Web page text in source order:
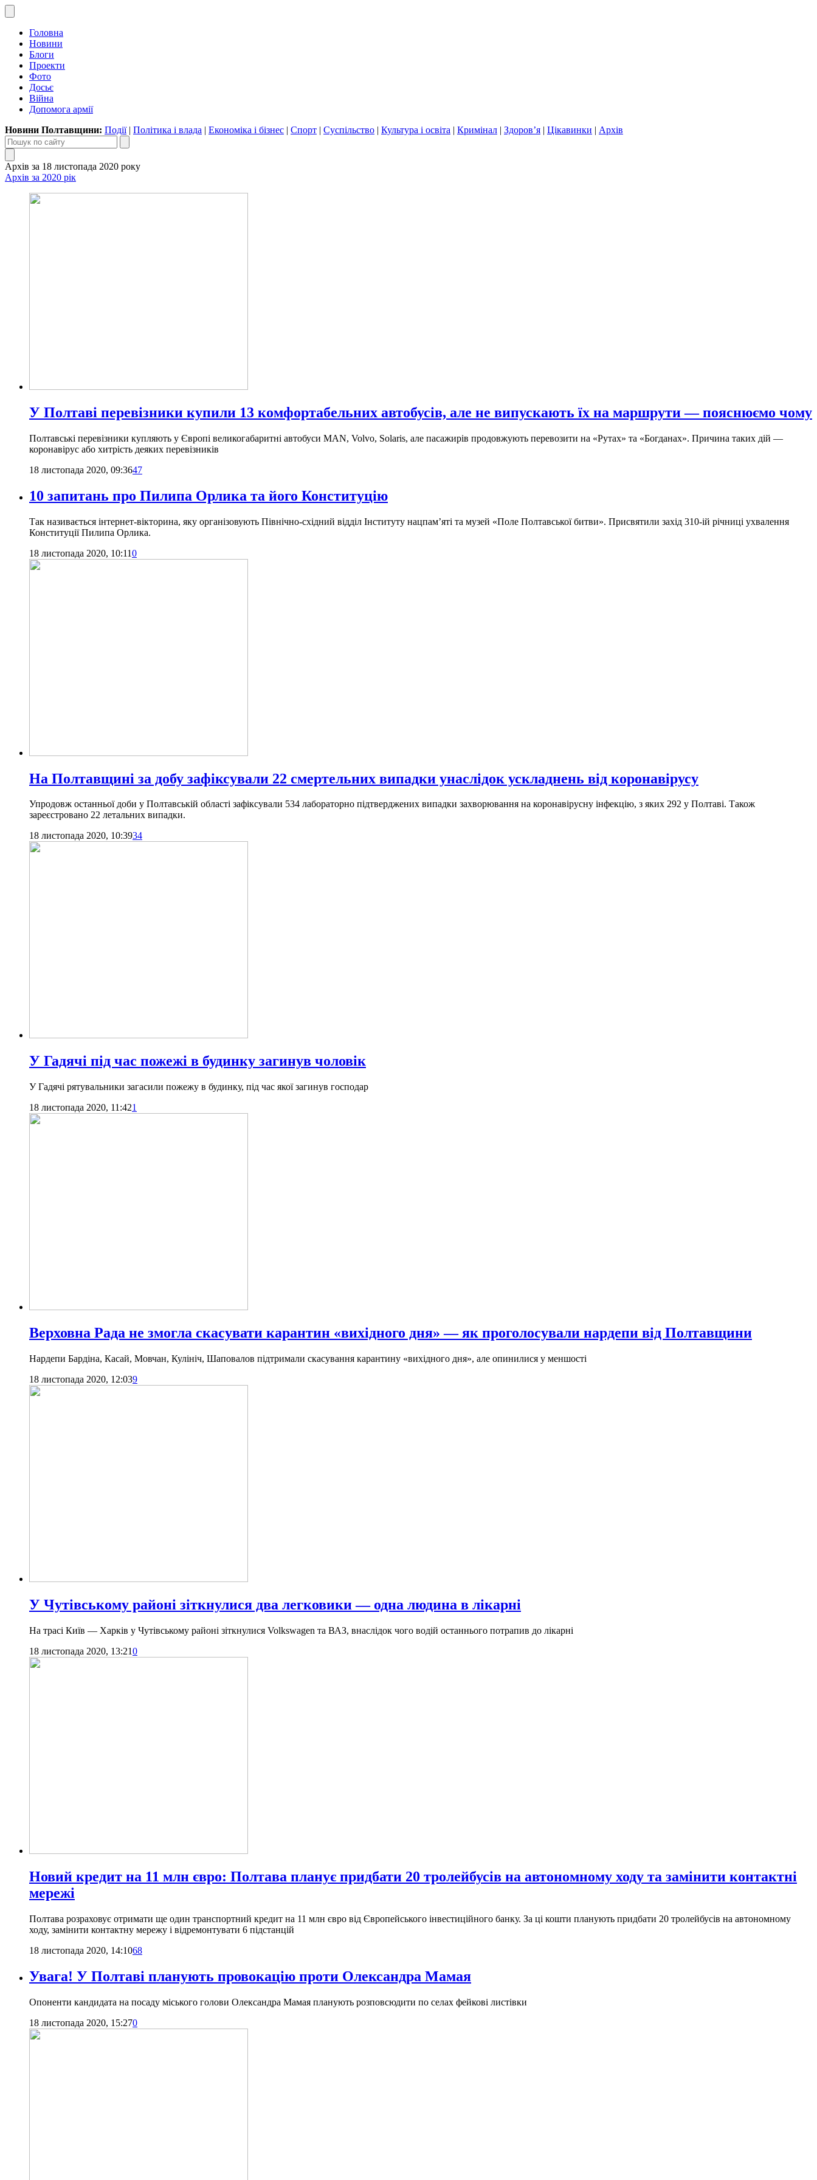
Головна
Новини
Блоги
Проекти
Фото
Досьє
Війна
Допомога армії
Новини Полтавщини: Події| Політика і влада | Економіка і бізнес | Спорт | Суспільство | Культура і освіта | Кримінал | Здоров’я | Цікавинки | Архів
Архів за 18 листопада 2020 року
Архів за 2020 рік
У Полтаві перевізники купили 13 комфортабельних автобусів, але не випускають їх на маршрути — пояснюємо чому
Полтавські перевізники купляють у Європі великогабаритні автобуси MAN, Volvo, Solaris, але пасажирів продовжують перевозити на «Рутах» та «Богданах». Причина таких дій —
коронавірус або хитрість деяких перевізників
18 листопада 2020, 09:3647
10 запитань про Пилипа Орлика та його Конституцію
Так називається інтернет-вікторина, яку організовують Північно-східний відділ Інституту нацпам’яті та музей «Поле Полтавської битви». Присвятили захід 310-ій річниці ухвалення
Конституції Пилипа Орлика.
18 листопада 2020, 10:110
На Полтавщині за добу зафіксували 22 смертельних випадки унаслідок ускладнень від коронавірусу
Упродовж останньої доби у Полтавській області зафіксували 534 лабораторно підтверджених випадки захворювання на коронавірусну інфекцію, з яких 292 у Полтаві. Також
зареєстровано 22 летальних випадки.
18 листопада 2020, 10:3934
У Гадячі під час пожежі в будинку загинув чоловік
У Гадячі рятувальники загасили пожежу в будинку, під час якої загинув господар
18 листопада 2020, 11:421
Верховна Рада не змогла скасувати карантин «вихідного дня» — як проголосували нардепи від Полтавщини
Нардепи Бардіна, Касай, Мовчан, Кулініч, Шаповалов підтримали скасування карантину «вихідного дня», але опинилися у меншості
18 листопада 2020, 12:039
У Чутівському районі зіткнулися два легковики — одна людина в лікарні
На трасі Київ — Харків у Чутівському районі зіткнулися Volkswagen та ВАЗ, внаслідок чого водій останнього потрапив до лікарні
18 листопада 2020, 13:210
Новий кредит на 11 млн євро: Полтава планує придбати 20 тролейбусів на автономному ходу та замінити контактні
мережі
Полтава розраховує отримати ще один транспортний кредит на 11 млн євро від Європейського інвестиційного банку. За ці кошти планують придбати 20 тролейбусів на автономному
ходу, замінити контактну мережу і відремонтувати 6 підстанцій
18 листопада 2020, 14:1068
Увага! У Полтаві планують провокацію проти Олександра Мамая
Опоненти кандидата на посаду міського голови Олександра Мамая планують розповсюдити по селах фейкові листівки
18 листопада 2020, 15:270